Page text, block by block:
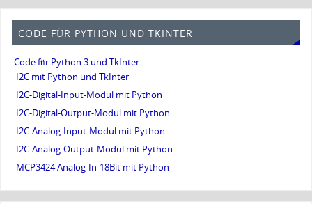
CODE FÜR PYTHON UND TKINTER
Code für Python 3 und TkInter
I2C mit Python und TkInter
I2C-Digital-Input-Modul mit Python
I2C-Digital-Output-Modul mit Python
I2C-Analog-Input-Modul mit Python
I2C-Analog-Output-Modul mit Python
MCP3424 Analog-In-18Bit mit Python